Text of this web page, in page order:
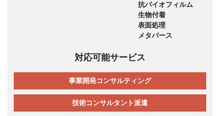
抗バイオフィルム
生物付着
表面処理
メタバース
対応可能サービス
事業開発コンサルティング
技術コンサルタント派遣